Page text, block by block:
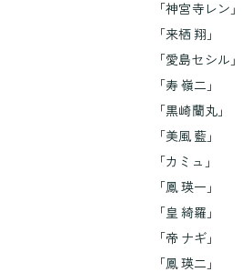
「神宮寺レン」
「来栖 翔」
「愛島セシル」
「寿 嶺二」
「黒崎蘭丸」
「美風 藍」
「カミュ」
「鳳 瑛一」
「皇 綺羅」
「帝 ナギ」
「鳳 瑛二」